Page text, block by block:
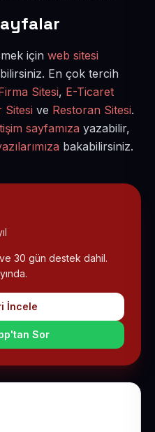
için web sitesi
En çok tercih
Sitesi, E-Ticaret
Sitesi ve Restoran Sitesi.
sayfamıza yazabilir,
bakabilirsiniz.
30 gün destek dahil.
İncele
Sor